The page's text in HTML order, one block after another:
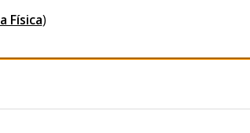
Física)